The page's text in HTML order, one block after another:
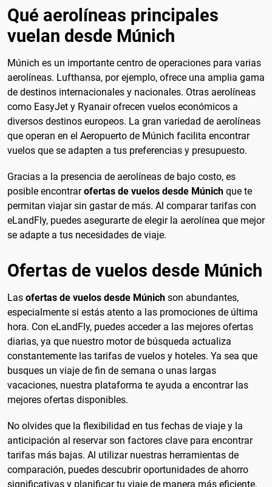
Qué aerolíneas principales
vuelan desde Múnich
Múnich es un importante centro de operaciones para varias
aerolíneas. Lufthansa, por ejemplo, ofrece una amplia gama
de destinos internacionales y nacionales. Otras aerolíneas
como EasyJet y Ryanair ofrecen vuelos económicos a
diversos destinos europeos. La gran variedad de aerolíneas
que operan en el Aeropuerto de Múnich facilita encontrar
vuelos que se adapten a tus preferencias y presupuesto.
Gracias a la presencia de aerolíneas de bajo costo, es
posible encontrarofertas de vuelos desde Múnich que te
permitan viajar sin gastar de más. Al comparar tarifas con
eLandFly, puedes asegurarte de elegir la aerolínea que mejor
se adapte a tus necesidades de viaje.
Ofertas de vuelos desde Múnich
Las ofertas de vuelos desde Múnich son abundantes,
especialmente si estás atento a las promociones de última
hora. Con eLandFly, puedes acceder a las mejores ofertas
diarias, ya que nuestro motor de búsqueda actualiza
constantemente las tarifas de vuelos y hoteles. Ya sea que
busques un viaje de fin de semana o unas largas
vacaciones, nuestra plataforma te ayuda a encontrar las
mejores ofertas disponibles.
No olvides que la flexibilidad en tus fechas de viaje y la
anticipación al reservar son factores clave para encontrar
tarifas más bajas. Al utilizar nuestras herramientas de
comparación, puedes descubrir oportunidades de ahorro
significativas y planificar tu viaje de manera más eficiente.